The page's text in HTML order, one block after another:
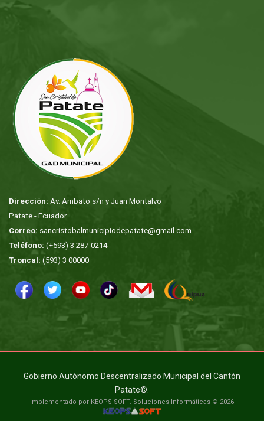
Dirección: Av. Ambato s/n y Juan Montalvo
Patate - Ecuador
Correo: sancristobalmunicipiodepatate@gmail.com
Teléfono: (+593) 3 287-0214
Troncal: (593) 3 00000
Gobierno Autónomo Descentralizado Municipal del Cantón
Patate©.
Implementado por KEOPS SOFT. Soluciones Informáticas © 2026